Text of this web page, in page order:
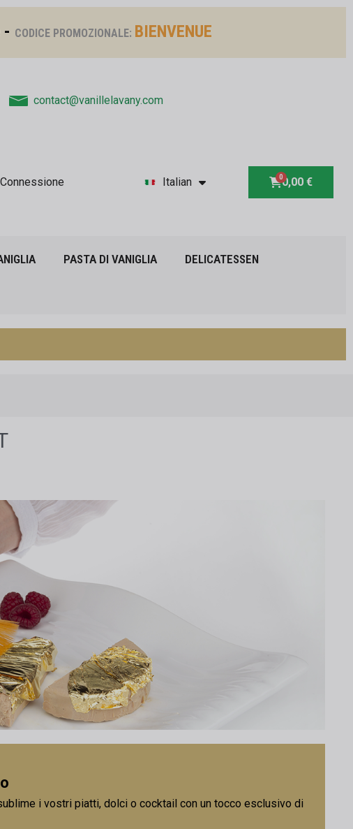
- CODICE PROMOZIONALE: BIENVENUE
contact@vanillelavany.com
Connessione Italian 0,00 €
PASTA DI VANIGLIA DELICATESSEN
i vostri piatti, dolci o cocktail con un tocco esclusivo di